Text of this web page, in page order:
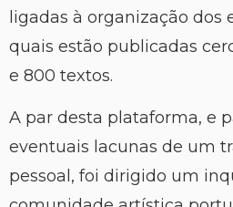
ligadas à organização dos
quais estão publicadas
e 800 textos.
A par desta plataforma, e
eventuais lacunas de um
pessoal, foi dirigido um